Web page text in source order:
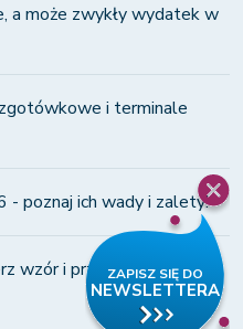
a może zwykły wydatek w
i terminale
- poznaj ich wady i zalety!
wzór i przeczytaj